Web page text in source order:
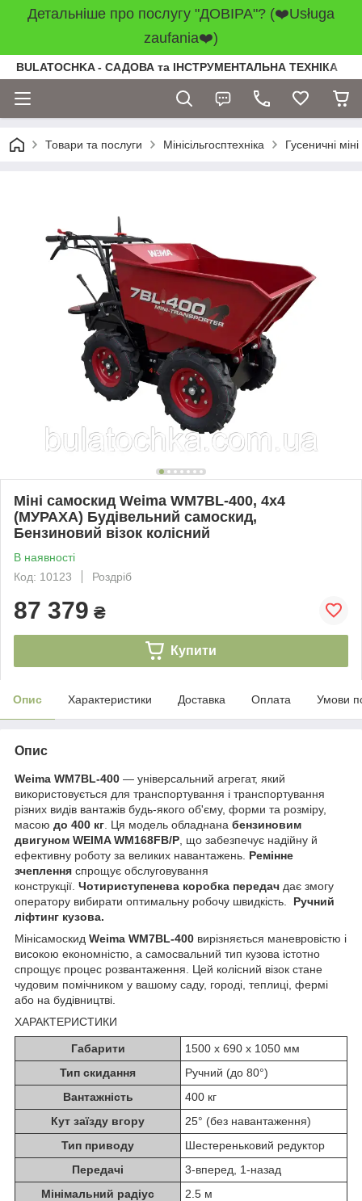
Детальніше про послугу "ДОВІРА"? (❤️Usługa
zaufania❤️)
BULATOCHKA - САДОВА та ІНСТРУМЕНТАЛЬНА ТЕХНІКА
Товари та послуги Мінісільгосптехніка Гусеничні
Міні самоскид Weima WM7BL-400, 4x4
(МУРАХА) Будівельний самоскид,
Бензиновий візок колісний
В наявності
Код: 10123
Роздріб
87 379 ₴
Купити
Опис Характеристики Доставка Оплата Умови
Опис
Weima WM7BL-400 — універсальний агрегат, який
використовується для транспортування і транспортування
різних видів вантажів будь-якого об'єму, форми та розміру,
масою до 400 кг . Ця модель обладнана бензиновим
двигуном WEIMA WM168FB/P , що забезпечує надійну й
ефективну роботу за великих навантажень. Ремінне
зчеплення спрощує обслуговування
конструкції. Чотириступенева коробка передач дає змогу
оператору вибирати оптимальну робочу швидкість. Ручний
ліфтинг кузова.
Мінісамоскид Weima WM7BL-400 вирізняється маневровістю і
високою економністю, а самосвальний тип кузова істотно
спрощує процес розвантаження. Цей колісний візок стане
чудовим помічником у вашому саду, городі, теплиці, фермі
або на будівництві.
ХАРАКТЕРИСТИКИ
Габарити
1500 x 690 x 1050 мм
Тип скидання
Ручний (до 80°)
Вантажність
400 кг
Кут заїзду вгору
25° (без навантаження)
Тип приводу
Шестереньковий редуктор
Передачі
3-вперед, 1-назад
Мінімальний радіус
2.5 м